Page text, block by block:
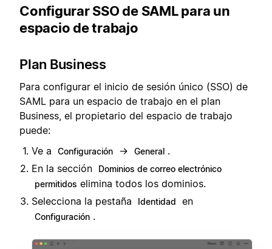
Configurar SSO de SAML para un
espacio de trabajo
Plan Business
Para configurar el inicio de sesión único (SSO) de
SAML para un espacio de trabajo en el plan
Business, el propietario del espacio de trabajo
puede:
Ve a
Configuración → General .
En la sección
Dominios de correo electrónico
permitidos elimina todos los dominios.
Selecciona la pestaña
Identidad en
Configuración .